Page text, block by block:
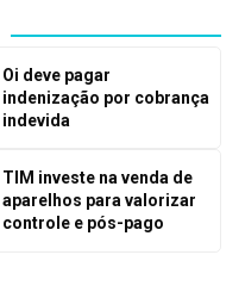
Oi deve pagar
indenização por cobrança
indevida
TIM investe na venda de
aparelhos para valorizar
controle e pós-pago